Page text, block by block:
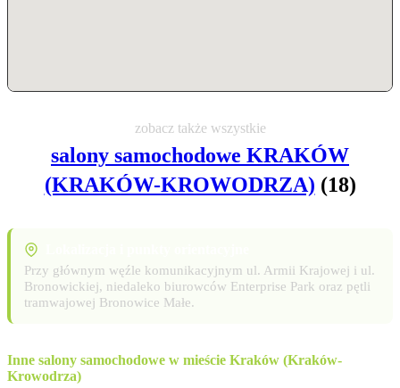
zobacz także wszystkie
salony samochodowe KRAKÓW
(KRAKÓW-KROWODRZA) (18)
Przy głównym węźle komunikacyjnym ul. Armii Krajowej i ul.
Bronowickiej, niedaleko biurowców Enterprise Park oraz pętli
tramwajowej Bronowice Małe.
Inne salony samochodowe w mieście Kraków (Kraków-
Krowodrza)